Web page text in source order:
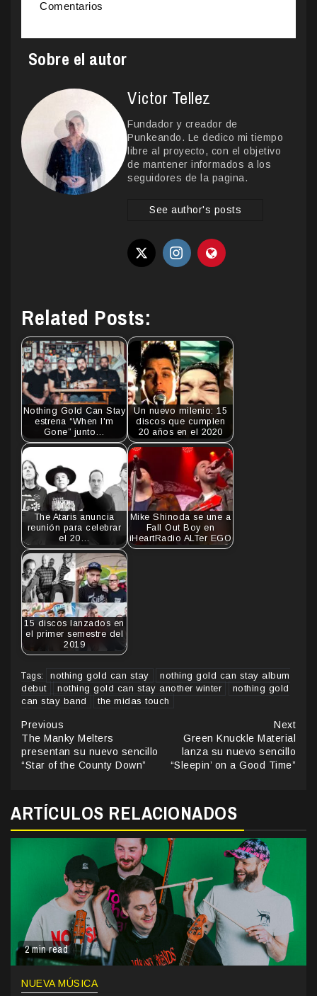
Comentarios
Sobre el autor
Victor Tellez
Fundador y creador de
Punkeando. Le dedico mi tiempo
libre al proyecto, con el objetivo
de mantener informados a los
seguidores de la pagina.
See author's posts
Related Posts:
Nothing Gold Can Stay
estrena “When I'm
Gone” junto…
Un nuevo milenio: 15
discos que cumplen
20 años en el 2020
The Ataris anuncia
reunión para celebrar
el 20…
Mike Shinoda se une a
Fall Out Boy en
iHeartRadio ALTer EGO
15 discos lanzados en
el primer semestre del
2019
Tags: nothing gold can stay
nothing gold can stay album
debut
nothing gold can stay another winter
nothing gold
can stay band
the midas touch
Continue
Reading
Previous
The Manky Melters
presentan su nuevo sencillo
“Star of the County Down”
Next
Green Knuckle Material
lanza su nuevo sencillo
“Sleepin’ on a Good Time”
ARTÍCULOS RELACIONADOS
2 min read
NUEVA MÚSICA